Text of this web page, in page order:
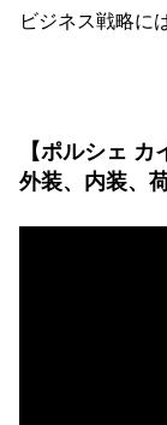
ビジネス戦略に
【ポルシェ
外装、内装、